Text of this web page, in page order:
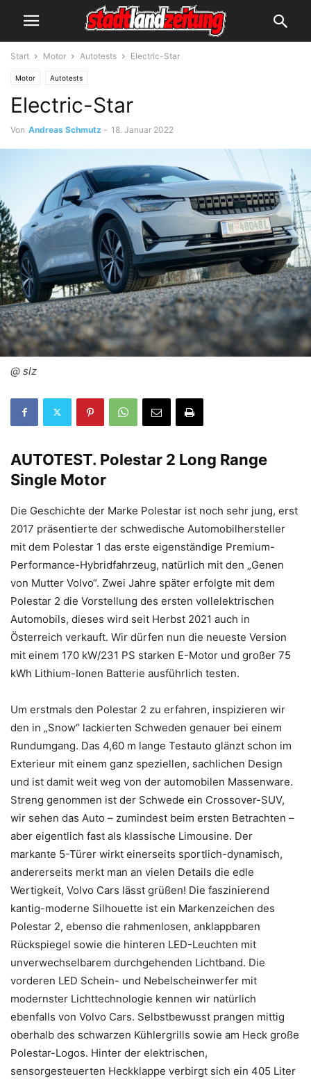
Start Motor Autotests Electric-Star
Motor Autotests
Electric-Star
Von Andreas Schmutz - 18. Januar 2022
@ slz
AUTOTEST. Polestar 2 Long Range
Single Motor
Die Geschichte der Marke Polestar ist noch sehr jung, erst
2017 präsentierte der schwedische Automobilhersteller
mit dem Polestar 1 das erste eigenständige Premium-
Performance-Hybridfahrzeug, natürlich mit den „Genen
von Mutter Volvo“. Zwei Jahre später erfolgte mit dem
Polestar 2 die Vorstellung des ersten vollelektrischen
Automobils, dieses wird seit Herbst 2021 auch in
Österreich verkauft. Wir dürfen nun die neueste Version
mit einem 170 kW/231 PS starken E-Motor und großer 75
kWh Lithium-Ionen Batterie ausführlich testen.
Um erstmals den Polestar 2 zu erfahren, inspizieren wir
den in „Snow“ lackierten Schweden genauer bei einem
Rundumgang. Das 4,60 m lange Testauto glänzt schon im
Exterieur mit einem ganz speziellen, sachlichen Design
und ist damit weit weg von der automobilen Massenware.
Streng genommen ist der Schwede ein Crossover-SUV,
wir sehen das Auto – zumindest beim ersten Betrachten –
aber eigentlich fast als klassische Limousine. Der
markante 5-Türer wirkt einerseits sportlich-dynamisch,
andererseits merkt man an vielen Details die edle
Wertigkeit, Volvo Cars lässt grüßen! Die faszinierend
kantig-moderne Silhouette ist ein Markenzeichen des
Polestar 2, ebenso die rahmenlosen, anklappbaren
Rückspiegel sowie die hinteren LED-Leuchten mit
unverwechselbarem durchgehenden Lichtband. Die
vorderen LED Schein- und Nebelscheinwerfer mit
modernster Lichttechnologie kennen wir natürlich
ebenfalls von Volvo Cars. Selbstbewusst prangen mittig
oberhalb des schwarzen Kühlergrills sowie am Heck große
Polestar-Logos. Hinter der elektrischen,
sensorgesteuerten Heckklappe verbirgt sich ein 405 Liter